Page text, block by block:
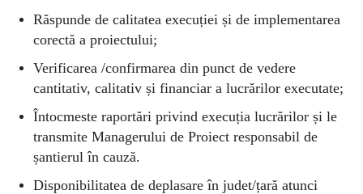
Răspunde de calitatea execuției și de implementarea
corectă a proiectului;
Verificarea /confirmarea din punct de vedere
cantitativ, calitativ și financiar a lucrărilor executate;
Întocmeste raportări privind execuția lucrărilor și le
transmite Managerului de Proiect responsabil de
șantierul în cauză.
Disponibilitatea de deplasare în judet/țară atunci